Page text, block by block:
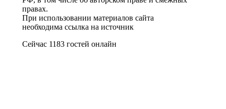
правах.
При использовании материалов сайта
необходима ссылка на источник
Сейчас 1183 гостей онлайн